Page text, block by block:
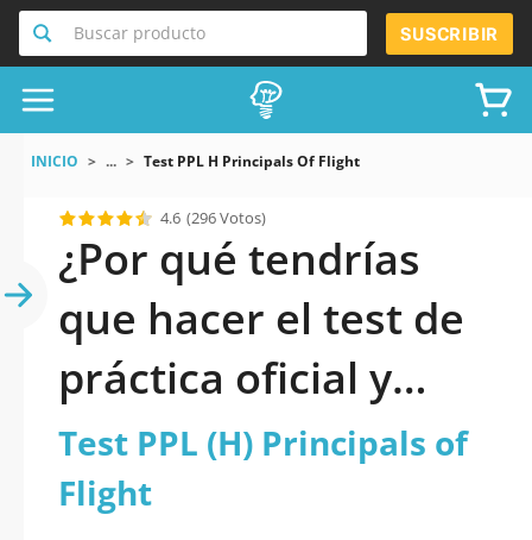
Buscar producto SUSCRIBIR
INICIO ... Test PPL H Principals Of Flight
4.6 (296 Votos)
¿Por qué tendrías
que hacer el test de
práctica oficial y
actualizado de Test
PPL (H) Principals of
Test PPL (H) Principals of
Flight